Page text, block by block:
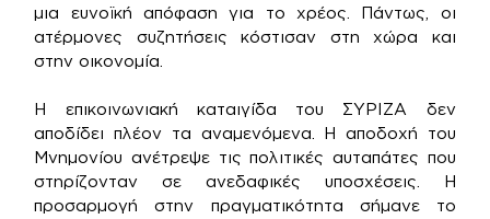
μια ευνοϊκή απόφαση για το χρέος. Πάντως, οι
ατέρμονες συζητήσεις κόστισαν στη χώρα και
στην οικονομία.
Η επικοινωνιακή καταιγίδα του ΣΥΡΙΖΑ δεν
αποδίδει πλέον τα αναμενόμενα. Η αποδοχή του
Μνημονίου ανέτρεψε τις πολιτικές αυταπάτες που
στηρίζονταν σε ανεδαφικές υποσχέσεις. Η
προσαρμογή στην πραγματικότητα σήμανε το